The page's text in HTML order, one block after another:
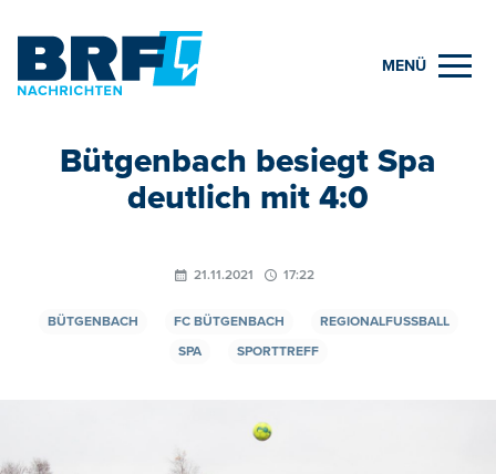
MENÜ
Bütgenbach besiegt Spa
deutlich mit 4:0
21.11.2021 17:22
BÜTGENBACH FC BÜTGENBACH
REGIONALFUSSBALL
SPA
SPORTTREFF